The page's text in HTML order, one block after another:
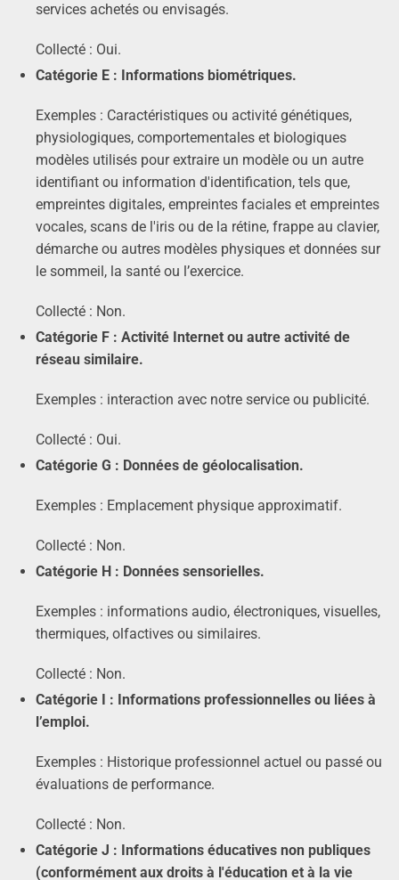
services achetés ou envisagés.
Collecté : Oui.
Catégorie E : Informations biométriques.
Exemples : Caractéristiques ou activité génétiques,
physiologiques, comportementales et biologiques
modèles utilisés pour extraire un modèle ou un autre
identifiant ou information d'identification, tels que,
empreintes digitales, empreintes faciales et empreintes
vocales, scans de l'iris ou de la rétine, frappe au clavier,
démarche ou autres modèles physiques et données sur
le sommeil, la santé ou l’exercice.
Collecté : Non.
Catégorie F : Activité Internet ou autre activité de
réseau similaire.
Exemples : interaction avec notre service ou publicité.
Collecté : Oui.
Catégorie G : Données de géolocalisation.
Exemples : Emplacement physique approximatif.
Collecté : Non.
Catégorie H : Données sensorielles.
Exemples : informations audio, électroniques, visuelles,
thermiques, olfactives ou similaires.
Collecté : Non.
Catégorie I : Informations professionnelles ou liées à
l’emploi.
Exemples : Historique professionnel actuel ou passé ou
évaluations de performance.
Collecté : Non.
Catégorie J : Informations éducatives non publiques
(conformément aux droits à l'éducation et à la vie